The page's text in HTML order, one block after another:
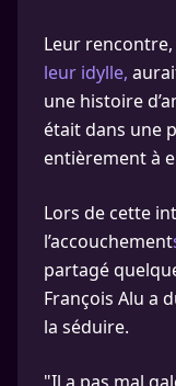
Leur
leur idylle,
une histoire
était dans une
entièrement à
Lors de cette
l’accouchement
partagé
François Alu a
la séduire.